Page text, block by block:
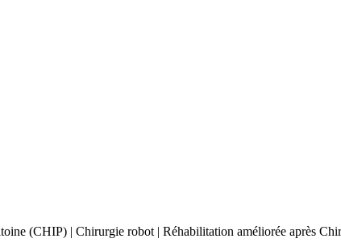
(CHIP) | Chirurgie robot | Réhabilitation améliorée après